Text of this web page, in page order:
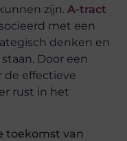
zijn.A-tract
met een
denken en
Door een
de effectieve
rust in het
toekomst van